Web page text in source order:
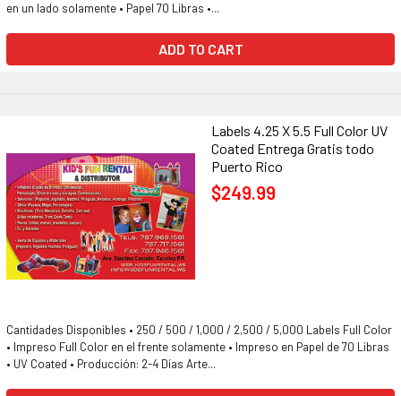
en un lado solamente • Papel 70 Libras •...
ADD TO CART
Labels 4.25 X 5.5 Full Color UV
Coated Entrega Gratis todo
Puerto Rico
$249.99
Cantidades Disponibles • 250 / 500 / 1,000 / 2,500 / 5,000 Labels Full Color
• Impreso Full Color en el frente solamente • Impreso en Papel de 70 Libras
• UV Coated • Producción: 2-4 Días Arte...